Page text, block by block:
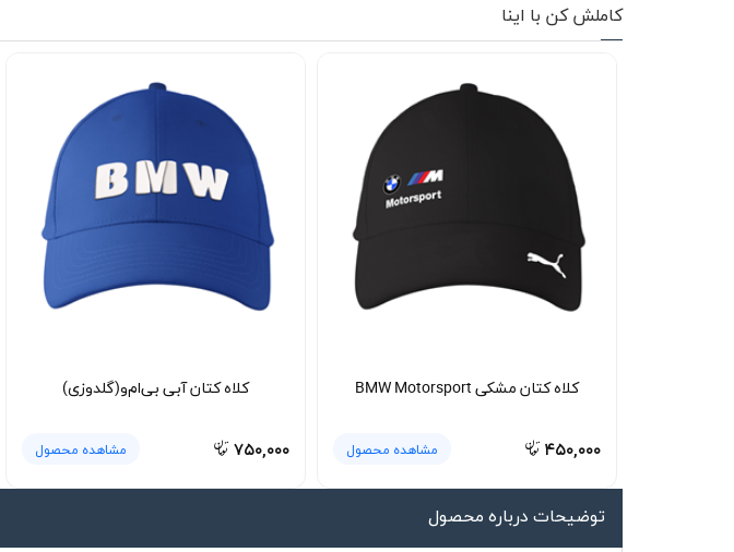
کاملش کن با اینا
کلاه کتان مشکی BMW Motorsport
۴۵۰,۰۰۰ مشاهده محصول
کلاه کتان آبی بی‌ام‌و(گلدوزی)
۷۵۰,۰۰۰ مشاهده محصول
توضیحات درباره محصول